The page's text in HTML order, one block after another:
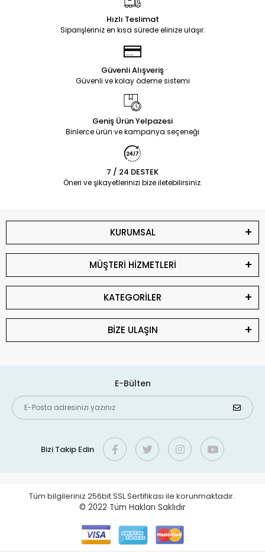
Hızlı Teslimat
Siparişleriniz en kısa sürede elinize ulaşır.
Güvenli Alışveriş
Güvenli ve kolay ödeme sistemi
Geniş Ürün Yelpazesi
Binlerce ürün ve kampanya seçeneği
7 / 24 DESTEK
Öneri ve şikayetlerinizi bize iletebilirsiniz.
KURUMSAL
MÜŞTERİ HİZMETLERİ
KATEGORİLER
BİZE ULAŞIN
E-Bülten
Bizi Takip Edin
Tüm bilgileriniz 256bit SSL Sertifikası ile korunmaktadır.
© 2022 Tüm Hakları Saklıdır